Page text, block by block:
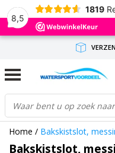
8,5
1819
GRATIS
BINNEN 1-3
Home / Bakskistslot,
Bakskistslot,